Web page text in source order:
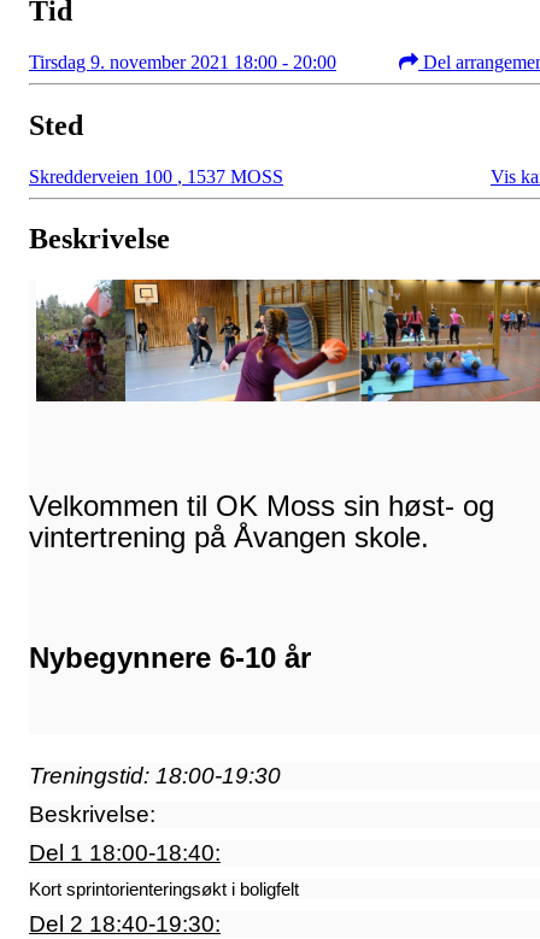
Tid
Tirsdag 9. november 2021 18:00 - 20:00 Del
Sted
Skredderveien 100 , 1537 MOSS Vis
Beskrivelse
Velkommen til OK Moss sin høst- og
vintertrening på Åvangen skole.
Nybegynnere 6-10 år
Treningstid: 18:00-19:30
Beskrivelse:
Del 1 18:00-18:40:
Kort sprintorienteringsøkt i boligfelt
Del 2 18:40-19:30: